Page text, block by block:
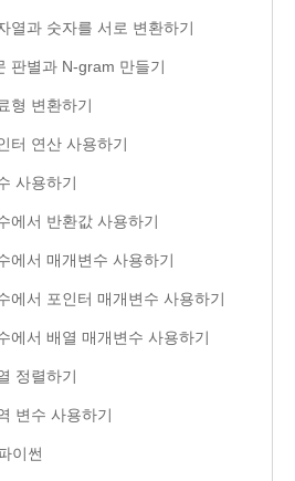
열과 숫자를 서로 변환하기
판별과 N-gram 만들기
형 변환하기
터 연산 사용하기
사용하기
에서 반환값 사용하기
에서 매개변수 사용하기
에서 포인터 매개변수 사용하기
에서 배열 매개변수 사용하기
정렬하기
변수 사용하기
이썬